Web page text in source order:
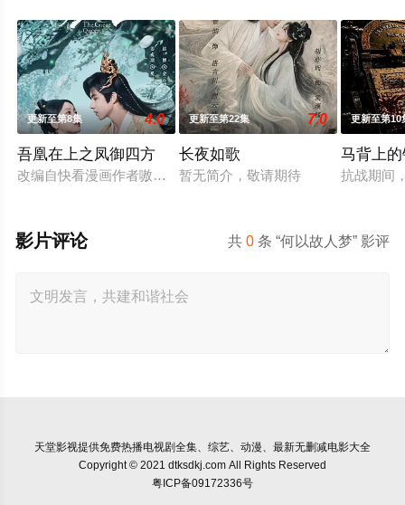
更新至第8集 4.0
吾凰在上之凤御四方
改编自快看漫画作者嗷小泽的独家连载漫画《吾凰在上》。 现
更新至第22集 7.0
长夜如歌
暂无简介，敬请期待
更新至第10
马背上
抗战期间
共0 条 “何以故人梦” 影评
影片评论
天堂影视提供免费热播电视剧全集、综艺、动漫、最新无删减电影大全
Copyright © 2021 dtksdkj.com All Rights Reserved
粤ICP备09172336号